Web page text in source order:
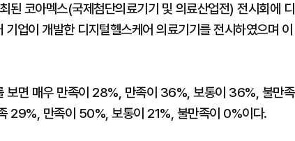
코아멕스(국제첨단의료기기 및 의료산업전) 전시회에 디
업이 개발한 디지털헬스케어 의료기기를 전시하였으며 이
보면 매우 만족이 28%, 만족이 36%, 보통이 36%, 불만족
29%, 만족이 50%, 보통이 21%, 불만족이 0%이다.